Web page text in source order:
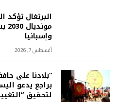
البرتغال تؤكد
وإسبانيا
أغسطس 7, 2026
“بلادنا على
براجع يدعو
لتحقيق